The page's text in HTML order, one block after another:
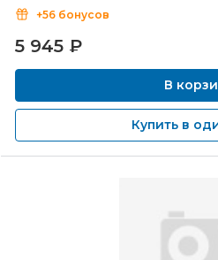
+56 бонусов
5 945 ₽
В
Купить в